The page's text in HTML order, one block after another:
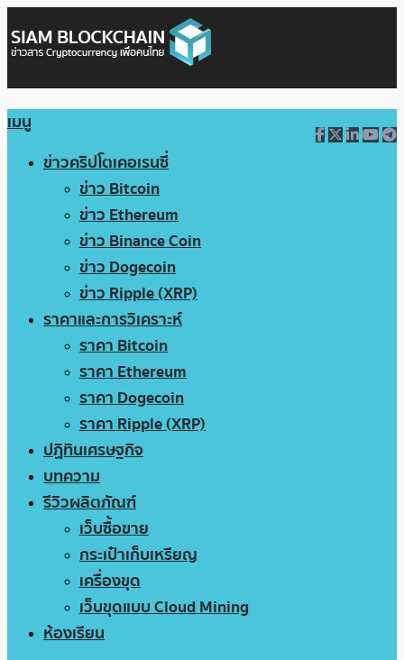
เมนู
ข่าวคริปโตเคอเรนซี่
ข่าว Bitcoin
ข่าว Ethereum
ข่าว Binance Coin
ข่าว Dogecoin
ข่าว Ripple (XRP)
ราคาและการวิเคราะห์
ราคา Bitcoin
ราคา Ethereum
ราคา Dogecoin
ราคา Ripple (XRP)
ปฏิทินเศรษฐกิจ
บทความ
รีวิวผลิตภัณฑ์
เว็บซื้อขาย
กระเป๋าเก็บเหรียญ
เครื่องขุด
เว็บขุดแบบ Cloud Mining
ห้องเรียน